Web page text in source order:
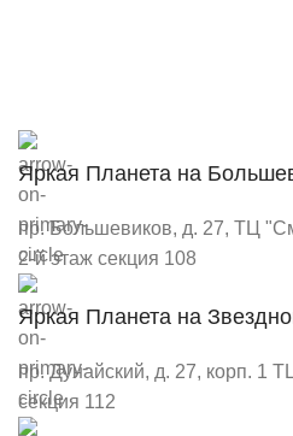
Яркая Планета на
пр. Большевиков, д. 27, ТЦ
2-й этаж секция 108
Яркая Планета на
пр. Дунайский, д. 27, корп. 1
секция 112